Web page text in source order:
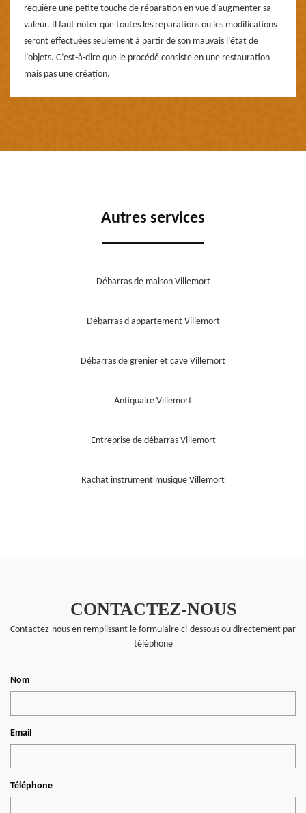
requière une petite touche de réparation en vue d’augmenter sa
valeur. Il faut noter que toutes les réparations ou les modifications
seront effectuées seulement à partir de son mauvais l’état de
l’objets. C’est-à-dire que le procédé consiste en une restauration
mais pas une création.
Autres services
Débarras de maison Villemort
Débarras d'appartement Villemort
Débarras de grenier et cave Villemort
Antiquaire Villemort
Entreprise de débarras Villemort
Rachat instrument musique Villemort
CONTACTEZ-NOUS
Contactez-nous en remplissant le formulaire ci-dessous ou directement par
téléphone
Nom
Email
Téléphone